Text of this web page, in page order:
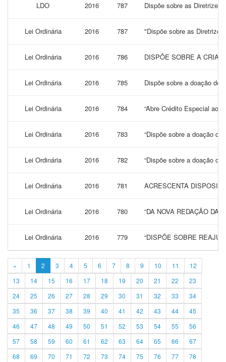
LDO 2016 787 Dispõe sobre as Diretrizes
Lei Ordinária 2016 787 "Dispõe sobre as
Lei Ordinária 2016 786 DISPÕE SOBRE A
Lei Ordinária 2016 785 Dispõe sobre a doação de
Lei Ordinária 2016 784 “Abre Crédito Especial ao
Lei Ordinária 2016 783 “Dispõe sobre a doação
Lei Ordinária 2016 782 “Dispõe sobre a doação
Lei Ordinária 2016 781 ACRESCENTA
Lei Ordinária 2016 780 “DA NOVA REDAÇÃO
Lei Ordinária 2016 779 “DISPÕE SOBRE
« 1 2 3 4 5 6 7 8 9 10 11
12
13
14 15 16 17 18 19 20 21 22
23
24
25 26 27 28 29 30 31 32 33
34
35
36 37 38 39 40 41 42 43 44
45
46
47 48 49 50 51 52 53 54 55
56
57
58 59 60 61 62 63 64 65 66
67
68
69 70 71 72 73 74 75 76 77 78